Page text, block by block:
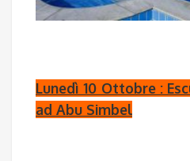
Lunedì 10 Ottobre :
ad Abu Simbel